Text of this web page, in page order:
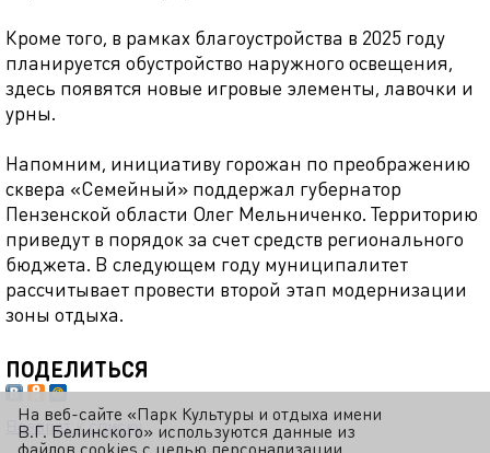
Кроме того, в рамках благоустройства в 2025 году
планируется обустройство наружного освещения,
здесь появятся новые игровые элементы, лавочки и
урны.
Напомним, инициативу горожан по преображению
сквера «Семейный» поддержал губернатор
Пензенской области Олег Мельниченко. Территорию
приведут в порядок за счет средств регионального
бюджета. В следующем году муниципалитет
рассчитывает провести второй этап модернизации
зоны отдыха.
ПОДЕЛИТЬСЯ
Возврат к списку
На веб-сайте «Парк Культуры и отдыха имени
В.Г. Белинского» используются данные из
файлов cookies с целью персонализации